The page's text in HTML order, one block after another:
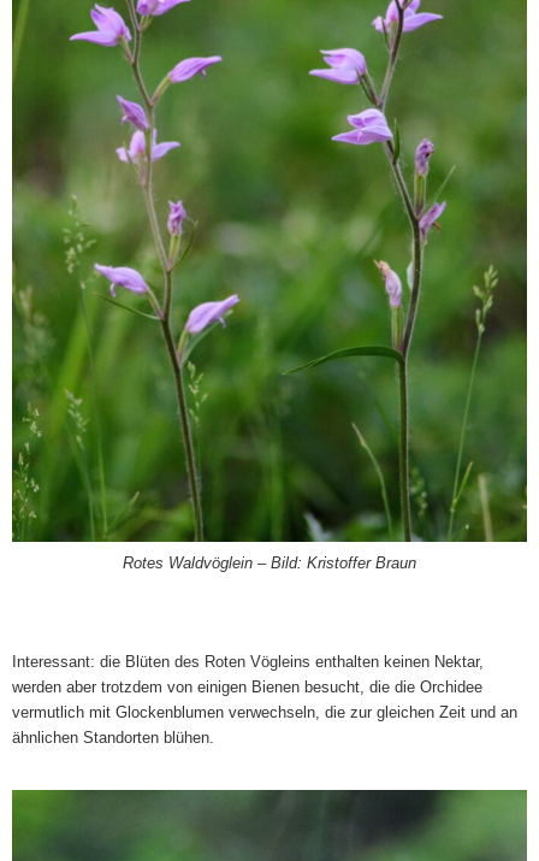
Rotes Waldvöglein – Bild: Kristoffer Braun
Interessant: die Blüten des Roten Vögleins enthalten keinen Nektar,
werden aber trotzdem von einigen Bienen besucht, die die Orchidee
vermutlich mit Glockenblumen verwechseln, die zur gleichen Zeit und an
ähnlichen Standorten blühen.